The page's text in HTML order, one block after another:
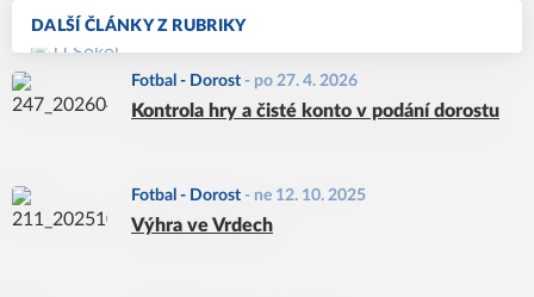
DALŠÍ ČLÁNKY Z RUBRIKY
Fotbal - Dorost - po 27. 4. 2026
Kontrola hry a čisté konto v podání dorostu
Fotbal - Dorost - ne 12. 10. 2025
Výhra ve Vrdech